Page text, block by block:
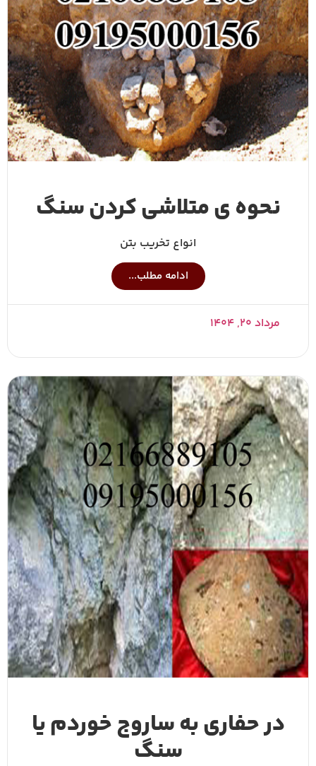
نحوه ی متلاشی کردن سنگ
انواع تخریب بتن
ادامه مطلب...
مرداد ۲۰, ۱۴۰۴
در حفاری به ساروج خوردم یا
سنگ